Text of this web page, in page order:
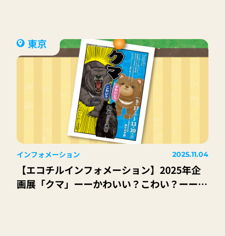
東京
インフォメーション 2025.11.04
【エコチルインフォメーション】2025年企
画展「クマ」ーーかわいい？こわい？ーー知